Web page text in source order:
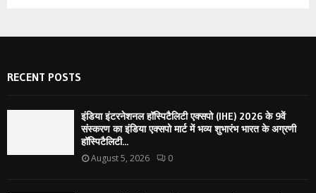
RECENT POSTS
इंडिया इंटरनेशनल हॉस्पिटैलिटी एक्सपो (IHE) 2026 के 9वें
संस्करण का इंडिया एक्सपो मार्ट में भव्य शुभारंभ भारत के अग्रणी
हॉस्पिटैलिटी...
August 5, 2026 0